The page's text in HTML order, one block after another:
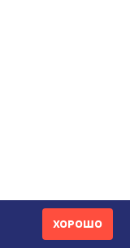
ХОРОШО